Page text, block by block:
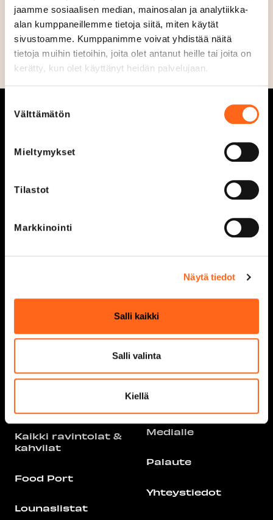
jaamme sosiaalisen median, mainosalan ja analytiikka-
alan kumppaneillemme tietoja siitä, miten käytät
sivustoamme. Kumppanimme voivat yhdistää näitä
tietoja muihin tietoihin, joita olet antanut heille tai joita on
kerätty, kun olet käyttänyt heidän palvelujaan.
valinta
Välttämätön
Mieltymykset
Tilastot
Markkinointi
Näytä tiedot
Salli kaikki
Salli valinta
Kiellä
laadukkaasta valikoimastamme, ja vietä lounashetki
omassa kuplassa, Classic Pizzassa.
Julkaistu 18.5.
Aukioloajat
Liikkeet ja palvelut
palvelut
Second Hand
Viihdemaailma
Kaikki ravintolat &
kahvilat
Food Port
Lounaslistat
Ajankohtaista
Näin saavut
Pysäköinti
Pohjakartat
Yrityksille
Medialle
Palaute
Yhteystiedot